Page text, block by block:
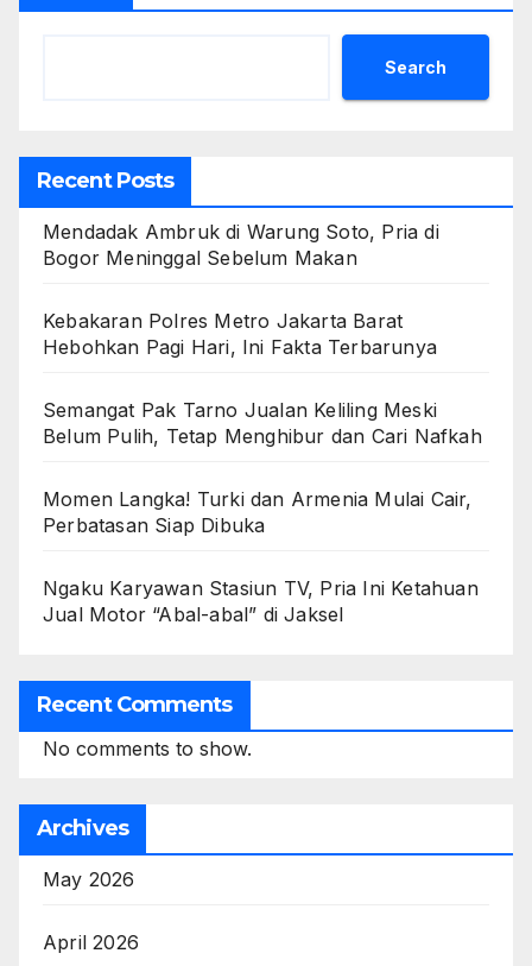
Search
Recent Posts
Mendadak Ambruk di Warung Soto, Pria di
Bogor Meninggal Sebelum Makan
Kebakaran Polres Metro Jakarta Barat
Hebohkan Pagi Hari, Ini Fakta Terbarunya
Semangat Pak Tarno Jualan Keliling Meski
Belum Pulih, Tetap Menghibur dan Cari Nafkah
Momen Langka! Turki dan Armenia Mulai Cair,
Perbatasan Siap Dibuka
Ngaku Karyawan Stasiun TV, Pria Ini Ketahuan
Jual Motor “Abal-abal” di Jaksel
Recent Comments
No comments to show.
Archives
May 2026
April 2026